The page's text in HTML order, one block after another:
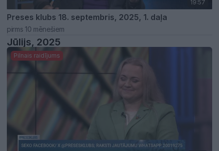
19:57
Preses klubs 18. septembris, 2025, 1. daļa
pirms 10 mēnešiem
Jūlijs, 2025
Pilnais raidījums